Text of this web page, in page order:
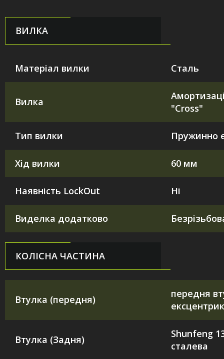
ВИЛКА
Матеріал вилки Сталь
Вилка
"Cross"
Тип вилки Пружинно
Хід вилки 60 мм
Наявність LockOut Ні
Виделка додатково
КОЛІСНА ЧАСТИНА
Втулка (передня)
передня
Втулка (Задня)
Shunfeng
сталева